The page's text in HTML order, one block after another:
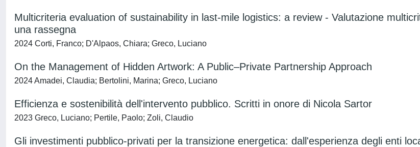
Multicriteria evaluation of sustainability in last-mile logistics: a review - Valutazione
una rassegna
2024 Corti, Franco; D'Alpaos, Chiara; Greco, Luciano
On the Management of Hidden Artwork: A Public–Private Partnership Approach
2024 Amadei, Claudia; Bertolini, Marina; Greco, Luciano
Efficienza e sostenibilità dell'intervento pubblico. Scritti in onore di Nicola Sartor
2023 Greco, Luciano; Pertile, Paolo; Zoli, Claudio
Gli investimenti pubblico-privati per la transizione energetica: dall'esperienza degli enti